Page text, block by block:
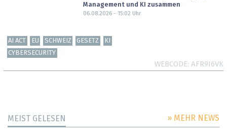
Management und KI zusammen
06.08.2026 - 15:02 Uhr
AI ACT EU SCHWEIZ GESETZ
KI
CYBERSECURITY
WEBCODE AFR9I6VK
MEIST GELESEN » MEHR NEWS